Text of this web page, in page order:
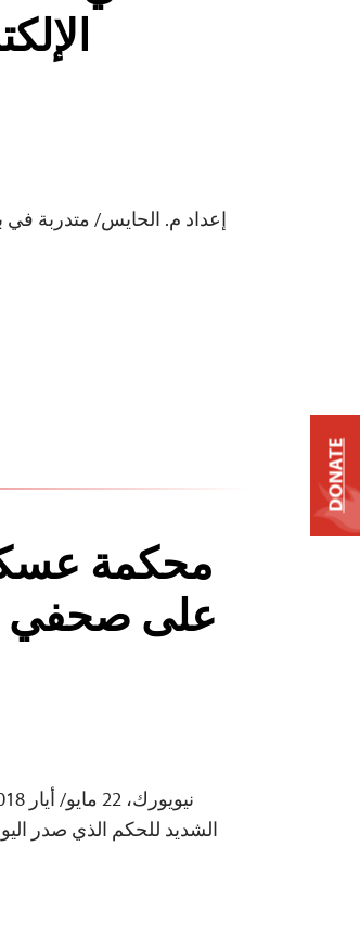
إعداد م. الحايس/ متدربة في
محكمة
على صحفي
الشديد للحكم الذي صدر
DONATE